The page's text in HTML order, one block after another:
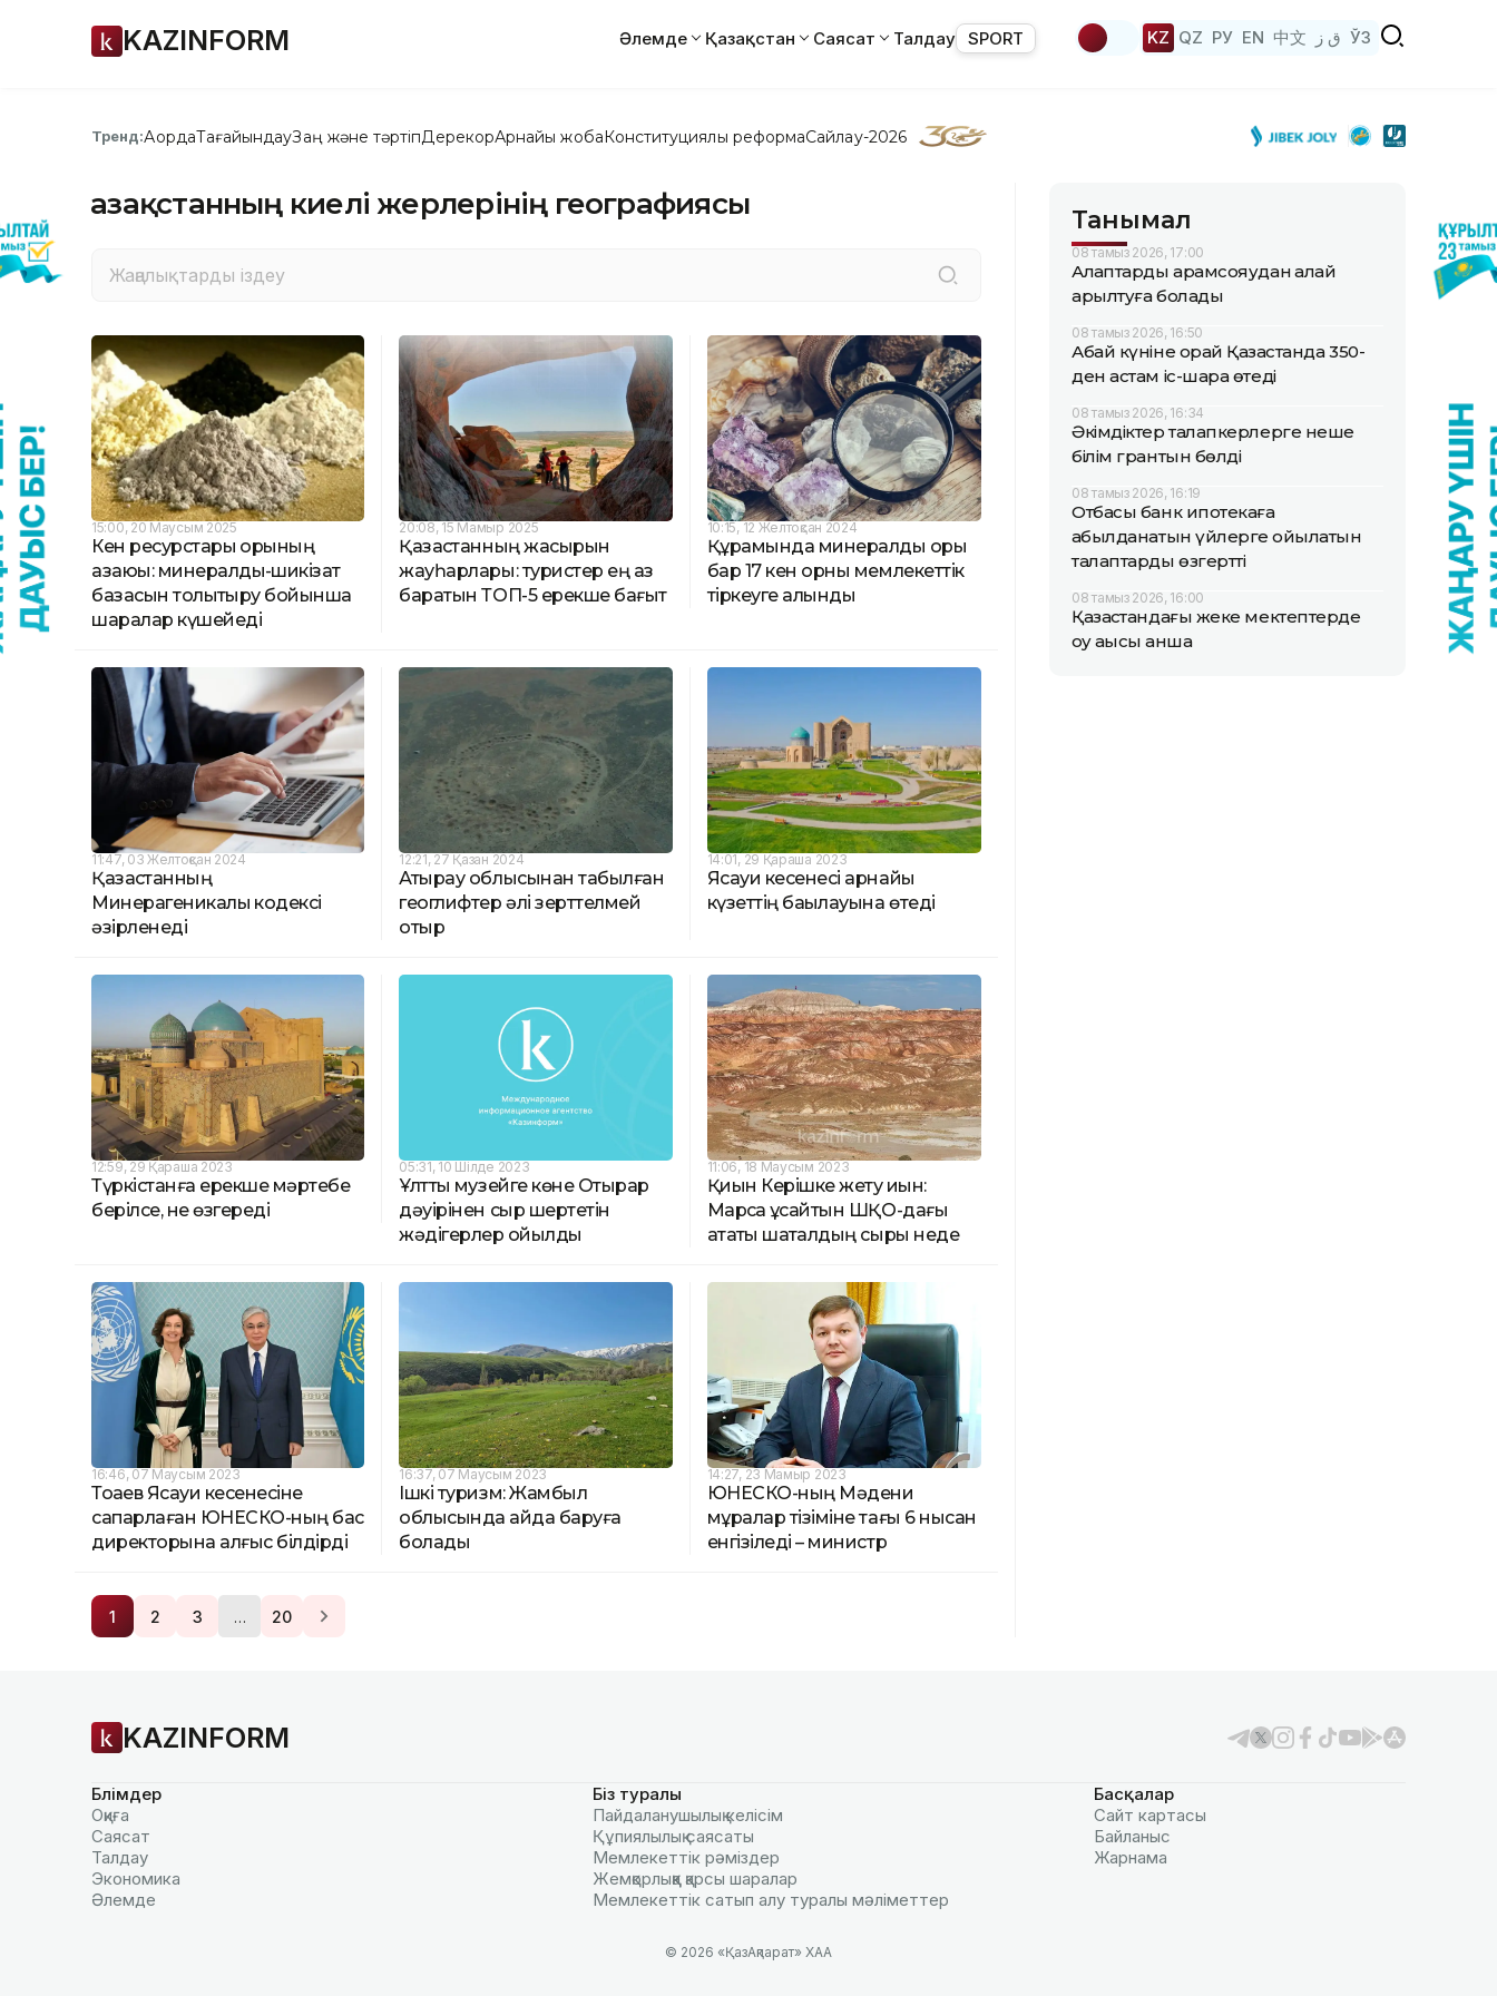
KAZINFORM Әлемде Қазақстан Саясат Талдау SPORT KZ QZ РУ EN 中文 ق ز ЎЗ
Тренд:АқордаТағайындауЗаң және тәртіпДерекқорАрнайы жобаКонституциялық реформаСайлау-2026
Қазақстанның киелі жерлерінің географиясы
15:00, 20 Маусым 2025
Кен ресурстары қорының
азаюы: минералдық-шикізат
базасын толықтыру бойынша
шаралар күшейеді
20:08, 15 Мамыр 2025
Қазақстанның жасырын
жауһарлары: туристер ең аз
баратын ТОП-5 ерекше бағыт
10:15, 12 Желтоқсан 2024
Құрамында минералды қоры
бар 17 кен орны мемлекеттік
тіркеуге алынды
11:47, 03 Желтоқсан 2024
Қазақстанның
Минерагеникалық кодексі
әзірленеді
12:21, 27 Қазан 2024
Атырау облысынан табылған
геоглифтер әлі зерттелмей
отыр
14:01, 29 Қараша 2023
Ясауи кесенесі арнайы
күзеттің бақылауына өтеді
12:59, 29 Қараша 2023
Түркістанға ерекше мәртебе
берілсе, не өзгереді
05:31, 10 Шілде 2023
Ұлттық музейге көне Отырар
дәуірінен сыр шертетін
жәдігерлер қойылды
11:06, 18 Маусым 2023
Қиын Керішке жету қиын:
Марсқа ұқсайтын ШҚО-дағы
атақты шатқалдың сыры неде
16:46, 07 Маусым 2023
Тоқаев Ясауи кесенесіне
сапарлаған ЮНЕСКО-ның бас
директорына алғыс білдірді
16:37, 07 Маусым 2023
Ішкі туризм: Жамбыл
облысында қайда баруға
болады
14:27, 23 Мамыр 2023
ЮНЕСКО-ның Мәдени
мұралар тізіміне тағы 6 нысан
енгізіледі – министр
1 2 3 … 20
Танымал
08 тамыз 2026, 17:00
Алқаптарды арамсояудан қалай
арылтуға болады
08 тамыз 2026, 16:50
Абай күніне орай Қазақстанда 350-
ден астам іс-шара өтеді
08 тамыз 2026, 16:34
Әкімдіктер талапкерлерге неше
білім грантын бөлді
08 тамыз 2026, 16:19
Отбасы банк ипотекаға
қабылданатын үйлерге қойылатын
талаптарды өзгертті
08 тамыз 2026, 16:00
Қазақстандағы жеке мектептерде
оқу ақысы қанша
KAZINFORM
Бөлімдер
Оқиға
Саясат
Талдау
Экономика
Әлемде
Біз туралы
Пайдаланушылық келiciм
Құпиялылық саясаты
Мемлекеттік рәміздер
Жемқорлыққа қарсы шаралар
Мемлекеттік сатып алу туралы мәлiметтер
Басқалар
Сайт картасы
Байланыс
Жарнама
© 2026 «ҚазАқпарат» ХАА